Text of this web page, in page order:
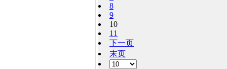
8
9
10
11
下一页
末页